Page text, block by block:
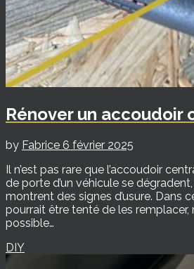
Rénover un accoudoir
by Fabrice 6 février 2025
Il n’est pas rare que l’accoudoir
de porte d’un véhicule se
montrent des signes d’usure. Dans
pourrait être tenté de les
possible…
DIY